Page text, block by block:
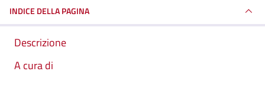
INDICE DELLA PAGINA
Descrizione
A cura di